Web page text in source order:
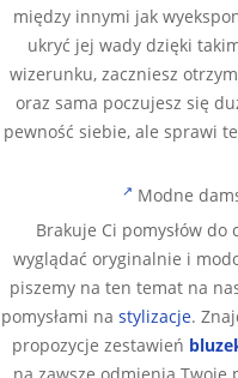
między innymi jak
ukryć jej wady dzięki
wizerunku, zaczniesz
oraz sama poczujesz się
pewność siebie, ale sprawi
Modne
Brakuje Ci pomysłów
wyglądać oryginalnie i
piszemy na ten temat na
pomysłami na stylizacje.
propozycje zestawień